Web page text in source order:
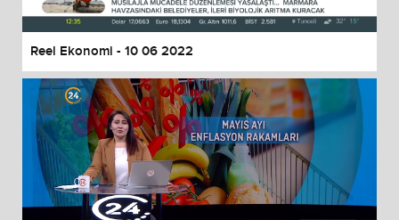
Reel Ekonomi - 10 06 2022